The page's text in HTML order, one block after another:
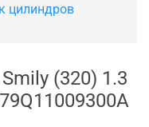
цилиндров
(320) 1.3